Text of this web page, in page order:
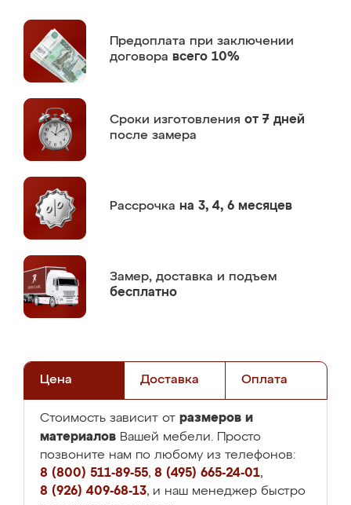
Предоплата при заключении
договора всего 10%
Сроки изготовления от 7 дней
после замера
Рассрочка на 3, 4, 6 месяцев
Замер, доставка и подъем
бесплатно
Цена Доставка Оплата
Стоимость зависит от размеров и
материалов Вашей мебели. Просто
позвоните нам по любому из телефонов:
8 (800) 511-89-55, 8 (495) 665-24-01,
8 (926) 409-68-13, и наш менеджер быстро